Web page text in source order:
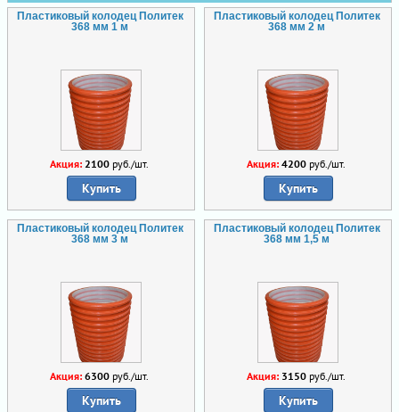
Пластиковый колодец Политек
368 мм 1 м
Акция: 2100руб./шт.
Купить
Пластиковый колодец Политек
368 мм 2 м
Акция: 4200руб./шт.
Купить
Пластиковый колодец Политек
368 мм 3 м
Акция: 6300руб./шт.
Купить
Пластиковый колодец Политек
368 мм 1,5 м
Акция: 3150руб./шт.
Купить